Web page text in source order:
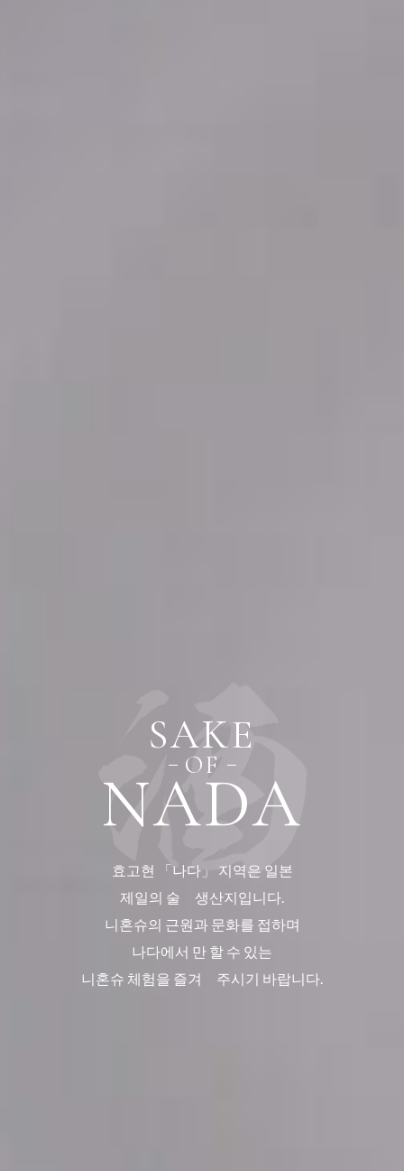
SAKE
OF
NADA
효고현 「나다」 지역은 일본
제일의 술 생산지입니다.
니혼슈의 근원과 문화를 접하며
나다에서 만 할 수 있는
니혼슈 체험을 즐겨 주시기 바랍니다.